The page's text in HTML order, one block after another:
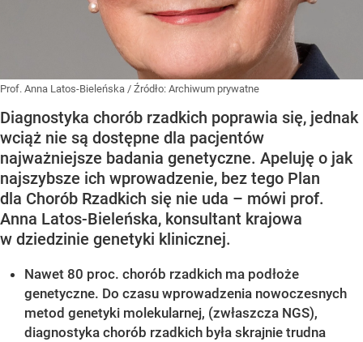
Prof. Anna Latos-Bieleńska / Źródło: Archiwum prywatne
Diagnostyka chorób rzadkich poprawia się, jednak
wciąż nie są dostępne dla pacjentów
najważniejsze badania genetyczne. Apeluję o jak
najszybsze ich wprowadzenie, bez tego Plan
dla Chorób Rzadkich się nie uda – mówi prof.
Anna Latos-Bieleńska, konsultant krajowa
w dziedzinie genetyki klinicznej.
Nawet 80 proc. chorób rzadkich ma podłoże
genetyczne. Do czasu wprowadzenia nowoczesnych
metod genetyki molekularnej, (zwłaszcza NGS),
diagnostyka chorób rzadkich była skrajnie trudna